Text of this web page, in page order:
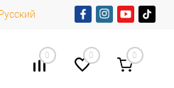
Русский
0 0 0